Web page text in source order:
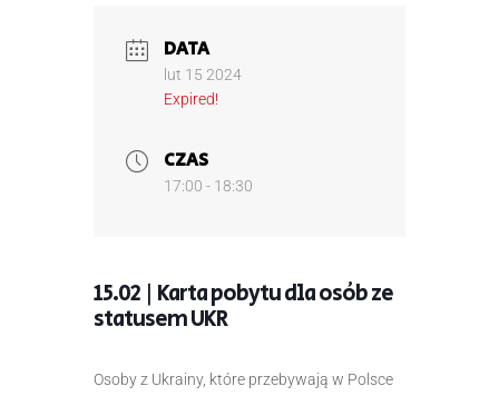
DATA
lut 15 2024
Expired!
CZAS
17:00 - 18:30
15.02 | Karta pobytu dla osób ze
statusem UKR
Osoby z Ukrainy, które przebywają w Polsce